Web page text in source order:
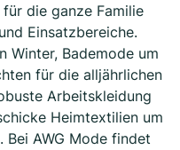
die ganze Familie
Einsatzbereiche.
Winter, Bademode um
für die alljährlichen
Arbeitskleidung
Heimtextilien um
Bei AWG Mode findet